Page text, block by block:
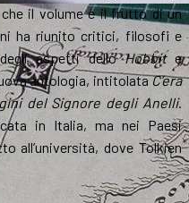
il volume è il frutto di un
ha riunito critici, filosofi e
aspetti delloHobbite
antologia, intitolataC’era
del Signore degli Anelli.
in Italia, ma nei Paesi
all’università, dove Tolkien